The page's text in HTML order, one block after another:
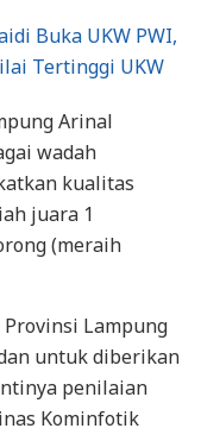
Arinal
wadah
kualitas
juara 1
(meraih
Lampung
untuk diberikan
penilaian
Kominfotik